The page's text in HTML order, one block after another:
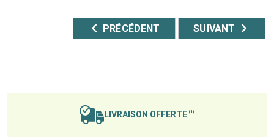
PRÉCÉDENT SUIVANT
LIVRAISON OFFERTE (1)